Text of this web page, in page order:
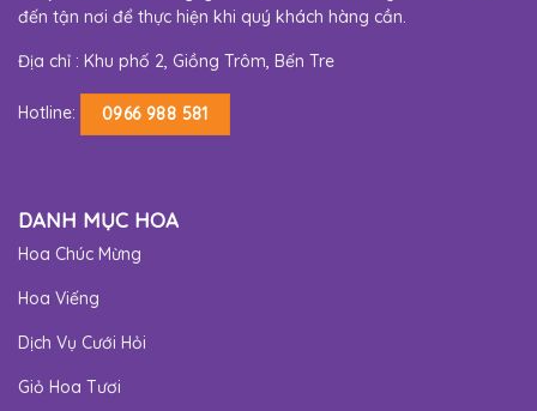
đến tận nơi để thực hiện khi quý khách hàng cần.
Địa chỉ : Khu phố 2, Giồng Trôm, Bến Tre
Hotline: 0966 988 581
DANH MỤC HOA
Hoa Chúc Mừng
Hoa Viếng
Dịch Vụ Cưới Hỏi
Giỏ Hoa Tươi